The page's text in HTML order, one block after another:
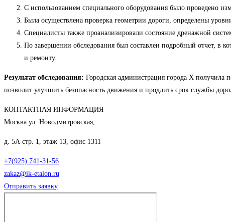
С использованием специального оборудования было проведено
Была осуществлена проверка геометрии дороги, определены
Специалисты также проанализировали состояние дренажной
По завершении обследования был составлен подробный отчет, в
и ремонту.
Результат обследования: Городская администрация города Х
позволит улучшить безопасность движения и продлить срок службы
КОНТАКТНАЯ ИНФОРМАЦИЯ
Москва ул. Новодмитровская,
д. 5А стр. 1, этаж 13, офис 1311
+7(925) 741-31-56
zakaz@ik-etalon.ru
Отправить заявку